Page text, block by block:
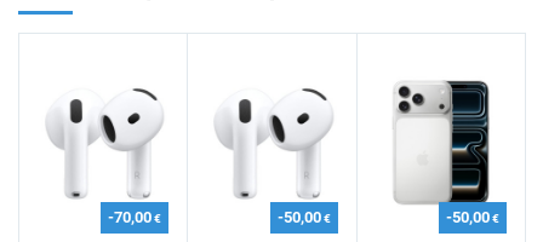
-70,00€ -50,00€ -50,00€